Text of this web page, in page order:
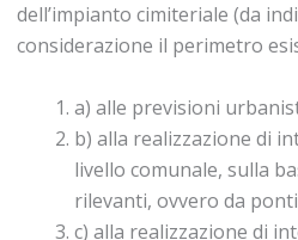
dell’impianto cimiteriale (da
considerazione il perimetro
a) alle previsioni
b) alla realizzazione di
livello comunale, sulla
rilevanti, ovvero da
c) alla realizzazione di